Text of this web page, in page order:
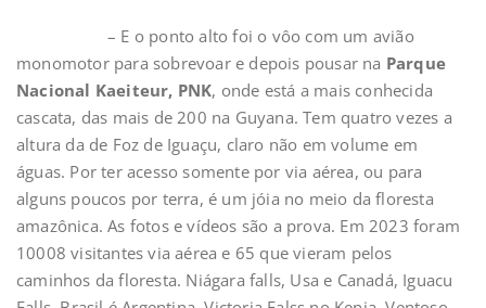
– E o ponto alto foi o vôo com um avião
monomotor para sobrevoar e depois pousar na Parque
Nacional Kaeiteur, PNK, onde está a mais conhecida
cascata, das mais de 200 na Guyana. Tem quatro vezes a
altura da de Foz de Iguaçu, claro não em volume em
águas. Por ter acesso somente por via aérea, ou para
alguns poucos por terra, é um jóia no meio da floresta
amazônica. As fotos e vídeos são a prova. Em 2023 foram
10008 visitantes via aérea e 65 que vieram pelos
caminhos da floresta. Niágara falls, Usa e Canadá, Iguacu